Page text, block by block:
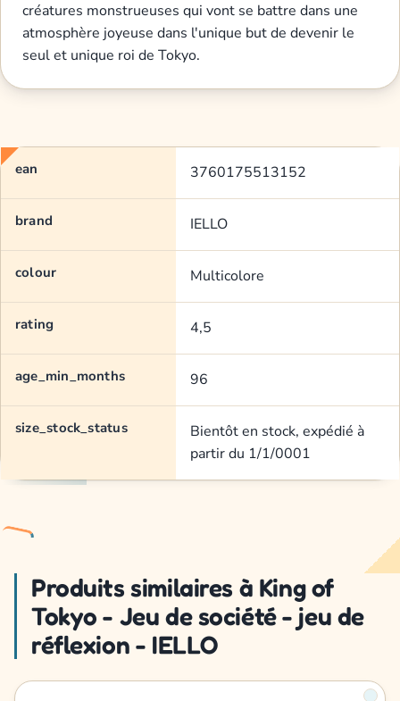
créatures monstrueuses qui vont se battre dans une
atmosphère joyeuse dans l'unique but de devenir le
seul et unique roi de Tokyo.
ean 3760175513152
brand IELLO
colour Multicolore
rating 4,5
age_min_months 96
size_stock_status
Bientôt en stock, expédié à
partir du 1/1/0001
Produits similaires à King of
Tokyo - Jeu de société - jeu de
réflexion - IELLO